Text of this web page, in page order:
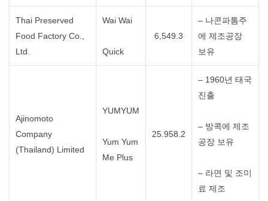
Thai Preserved
Food Factory Co.,
Ltd.
Wai Wai
Quick
6,549.3
– 나콘파톰주
에 제조공장
보유
Ajinomoto
Company
(Thailand) Limited
YUMYUM
Yum Yum
Me Plus
25.958.2
– 1960년 태국
진출
– 방콕에 제조
공장 보유
– 라면 및 조미
료 제조